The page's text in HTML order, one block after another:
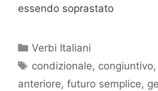
essendo soprastato
Categorie
Verbi Italiani
Tag
condizionale, congiuntivo
anteriore, futuro semplice,